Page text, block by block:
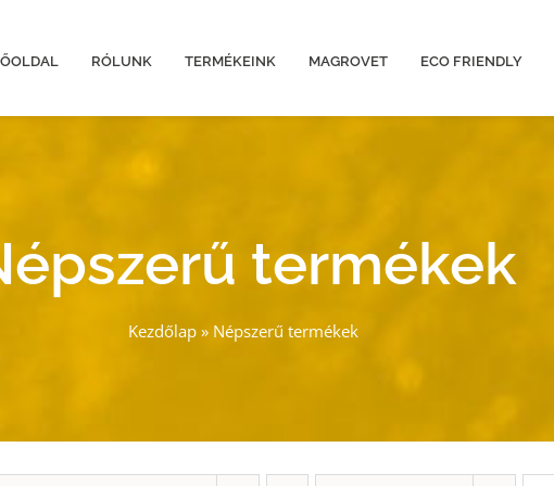
RÓLUNK TERMÉKEINK MAGROVET ECO FRIENDLY
termékek
Kezdőlap » Népszerű termékek